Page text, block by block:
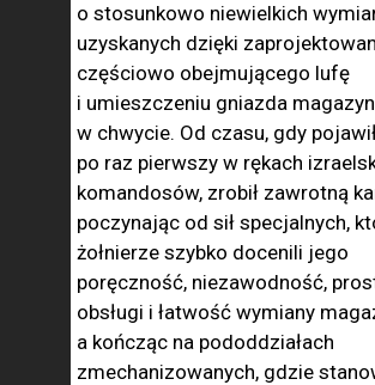
o stosunkowo niewielkich
uzyskanych dzięki
częściowo obejmującego lufę
i umieszczeniu gniazda
w chwycie. Od czasu, gdy
po raz pierwszy w rękach
komandosów, zrobił zawrotną
poczynając od sił specjalnych,
żołnierze szybko docenili jego
poręczność, niezawodność,
obsługi i łatwość wymiany
a kończąc na pododdziałach
zmechanizowanych, gdzie